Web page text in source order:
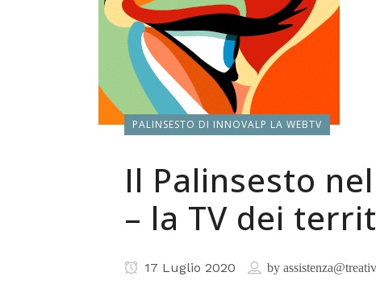
PALINSESTO DI INNOVALP LA WEBTV
Il Palinsesto
– la TV dei
17 Luglio 2020 by